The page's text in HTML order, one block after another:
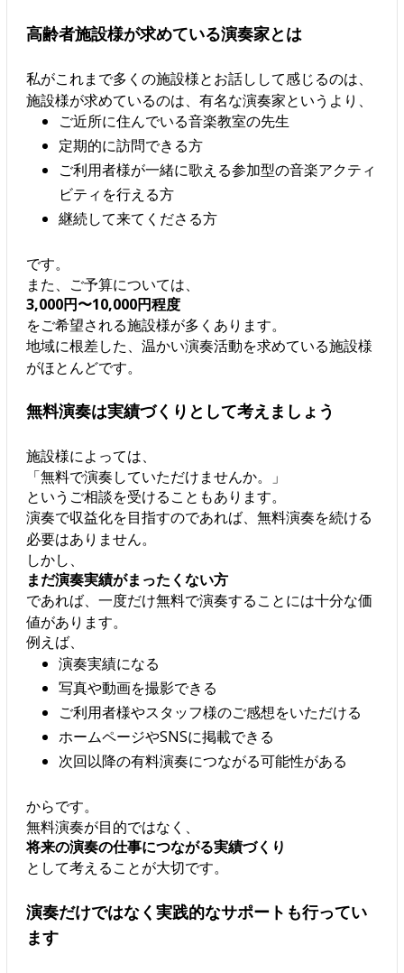
高齢者施設様が求めている演奏家とは
私がこれまで多くの施設様とお話しして感じるのは、
施設様が求めているのは、有名な演奏家というより、
ご近所に住んでいる音楽教室の先生
定期的に訪問できる方
ご利用者様が一緒に歌える参加型の音楽アクティ
ビティを行える方
継続して来てくださる方
です。
また、ご予算については、
3,000円〜10,000円程度
をご希望される施設様が多くあります。
地域に根差した、温かい演奏活動を求めている施設様
がほとんどです。
無料演奏は実績づくりとして考えましょう
施設様によっては、
「無料で演奏していただけませんか。」
というご相談を受けることもあります。
演奏で収益化を目指すのであれば、無料演奏を続ける
必要はありません。
しかし、
まだ演奏実績がまったくない方
であれば、一度だけ無料で演奏することには十分な価
値があります。
例えば、
演奏実績になる
写真や動画を撮影できる
ご利用者様やスタッフ様のご感想をいただける
ホームページやSNSに掲載できる
次回以降の有料演奏につながる可能性がある
からです。
無料演奏が目的ではなく、
将来の演奏の仕事につながる実績づくり
として考えることが大切です。
演奏だけではなく実践的なサポートも行ってい
ます